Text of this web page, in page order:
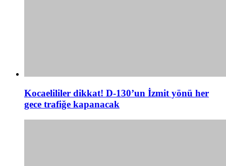
Kocaelililer dikkat! D-130’un İzmit yönü her
gece trafiğe kapanacak